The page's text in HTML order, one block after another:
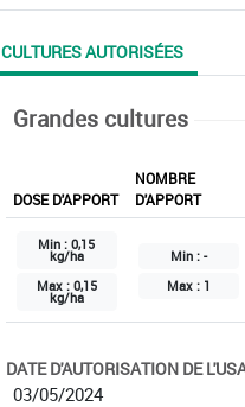
CULTURES AUTORISÉES
Grandes cultures
DOSE D'APPORT
NOMBRE
D'APPORT
Min :0,15
kg/ha
Max : 0,15
kg/ha
Min : -
Max : 1
DATE D'AUTORISATION DE
03/05/2024